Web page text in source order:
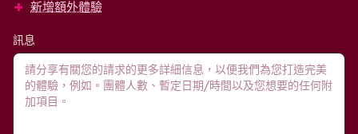
+ 新增額外體驗
訊息